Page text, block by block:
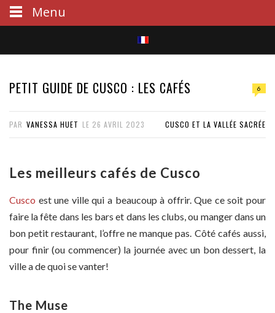
S
r
h
PETIT GUIDE DE CUSCO : LES CAFÉS 6
PAR VANESSA HUET LE 26 AVRIL 2023 CUSCO ET LA VALLÉE SACRÉE
Les meilleurs cafés de Cusco
Cusco est une ville qui a beaucoup à offrir. Que ce soit pour
faire la fête dans les bars et dans les clubs, ou manger dans un
bon petit restaurant, l’offre ne manque pas. Côté cafés aussi,
pour finir (ou commencer) la journée avec un bon dessert, la
ville a de quoi se vanter!
The Muse
Menu